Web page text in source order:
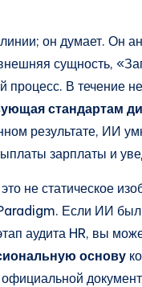
он думает. Он
сущность,
В течение
стандартам
результате, ИИ
зарплаты и
не статическое
Если ИИ
аудита HR, вы
основу